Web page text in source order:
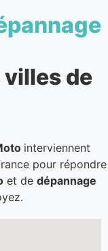
villes de
interviennent
pour répondre
et de dépannage